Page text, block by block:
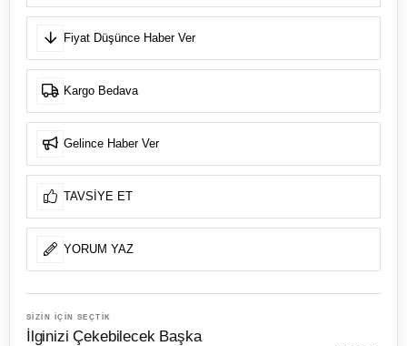
Fiyat Düşünce Haber Ver
Kargo Bedava
Gelince Haber Ver
TAVSIYE ET
YORUM YAZ
SİZİN İÇİN SEÇTİK
İlginizi Çekebilecek Başka